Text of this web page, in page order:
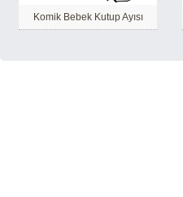
Komik Bebek Kutup Ayısı